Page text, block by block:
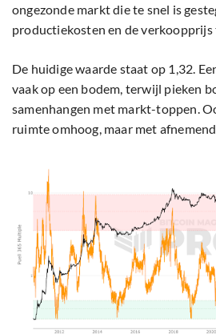
ongezonde markt die te snel is
productiekosten en de verkoopprijs
De huidige waarde staat op 1,32.
vaak op een bodem, terwijl pieken
samenhangen met markt-toppen.
ruimte omhoog, maar met